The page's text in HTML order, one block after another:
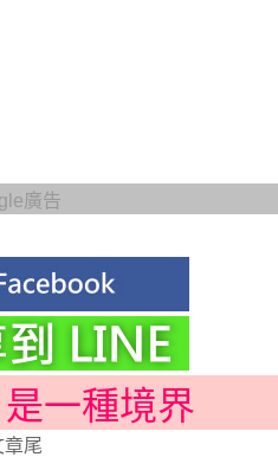
廣告
一種境界
章尾